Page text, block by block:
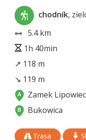
chodník,
5.4 km
1h 40min
↗ 118 m
↘ 119 m
Zamek Lipowiec
Bukowica
Trasa